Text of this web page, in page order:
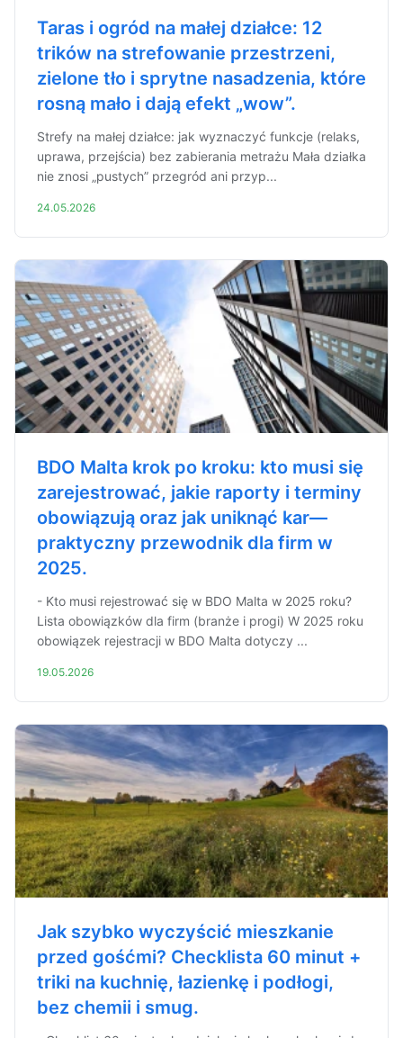
Taras i ogród na małej działce: 12
trików na strefowanie przestrzeni,
zielone tło i sprytne nasadzenia, które
rosną mało i dają efekt „wow”.
Strefy na małej działce: jak wyznaczyć funkcje (relaks,
uprawa, przejścia) bez zabierania metrażu Mała działka
nie znosi „pustych” przegród ani przyp...
24.05.2026
BDO Malta krok po kroku: kto musi się
zarejestrować, jakie raporty i terminy
obowiązują oraz jak uniknąć kar—
praktyczny przewodnik dla firm w
2025.
- Kto musi rejestrować się w BDO Malta w 2025 roku?
Lista obowiązków dla firm (branże i progi) W 2025 roku
obowiązek rejestracji w BDO Malta dotyczy ...
19.05.2026
Jak szybko wyczyścić mieszkanie
przed gośćmi? Checklista 60 minut +
triki na kuchnię, łazienkę i podłogi,
bez chemii i smug.